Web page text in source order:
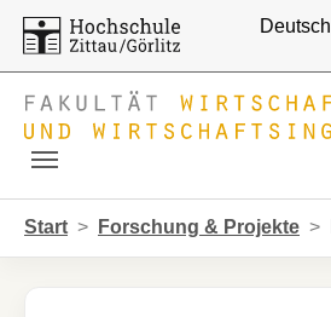
Deutsch
Start Forschung & Projekte